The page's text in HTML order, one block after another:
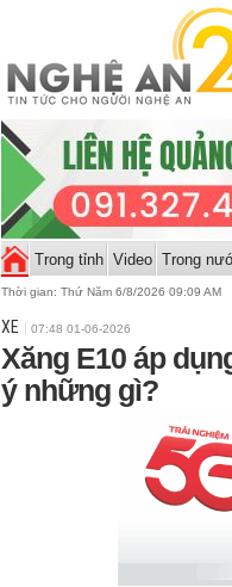
Trong tỉnh Video Trong
Thời gian: Thứ Năm 6/8/2026 09:09 AM
XE 07:48 01-06-2026
Xăng E10 áp
ý những gì?